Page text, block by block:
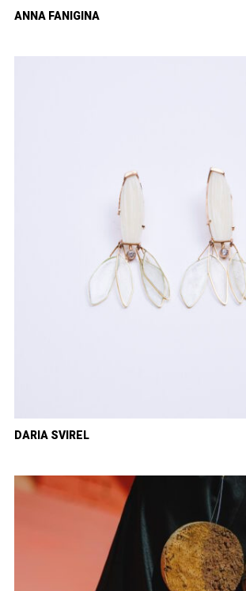
ANNA FANIGINA
DARIA SVIREL